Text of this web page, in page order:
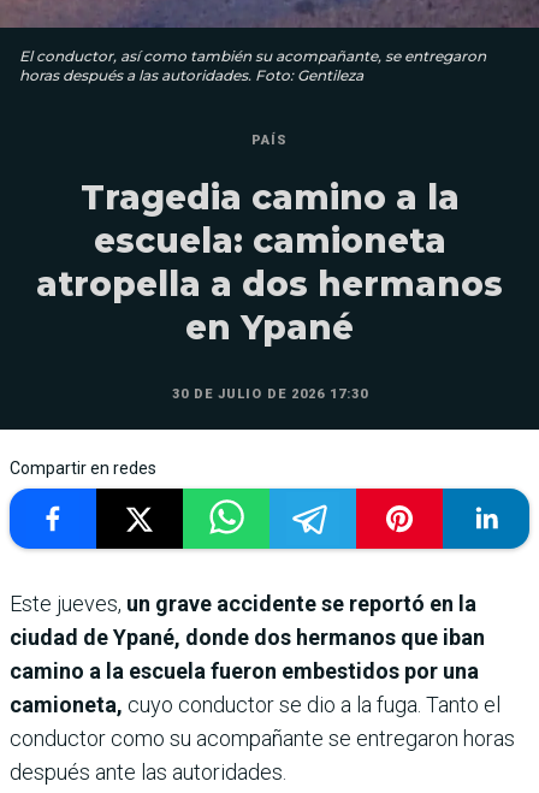
El conductor, así como también su acompañante, se entregaron
horas después a las autoridades. Foto: Gentileza
PAÍS
Tragedia camino a la
escuela: camioneta
atropella a dos hermanos
en Ypané
30 DE JULIO DE 2026 17:30
Compartir en redes
Este jueves, un grave accidente se reportó en la
ciudad de Ypané, donde dos hermanos que iban
camino a la escuela fueron embestidos por una
camioneta, cuyo conductor se dio a la fuga. Tanto el
conductor como su acompañante se entregaron horas
después ante las autoridades.